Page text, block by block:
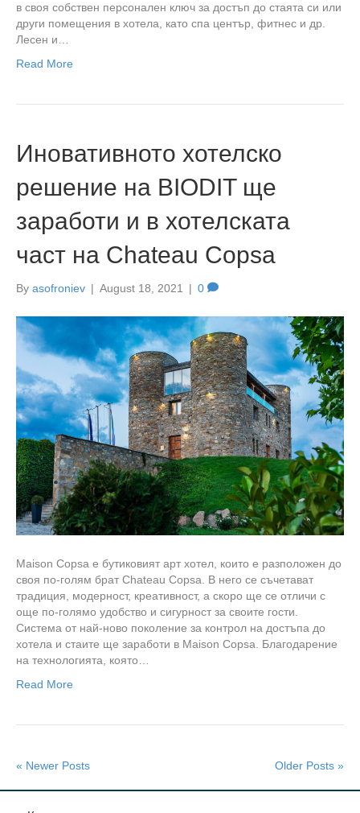
в своя собствен персонален ключ за достъп до стаята си или
други помещения в хотела, като спа център, фитнес и др.
Лесен и…
Read More
Иновативното хотелско
решение на BIODIT ще
заработи и в хотелската
част на Chateau Copsa
By asofroniev | August 18, 2021 | 0
Maison Copsa е бутиковият арт хотел, които е разположен до
своя по-голям брат Chateau Copsa. В него се съчетават
традиция, модерност, креативност, а скоро ще се отличи с
още по-голямо удобство и сигурност за своите гости.
Система от най-ново поколение за контрол на достъпа до
хотела и стаите ще заработи в Maison Copsa. Благодарение
на технологията, която…
Read More
« Newer Posts Older Posts »